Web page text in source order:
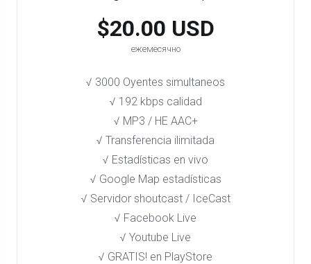
$20.00 USD
ежемесячно
√ 3000 Oyentes simultaneos
√ 192 kbps calidad
√ MP3 / HE AAC+
√ Transferencia ilimitada
√ Estadísticas en vivo
√ Google Map estadísticas
√ Servidor shoutcast / IceCast
√ Facebook Live
√ Youtube Live
√ GRATIS! en PlayStore​